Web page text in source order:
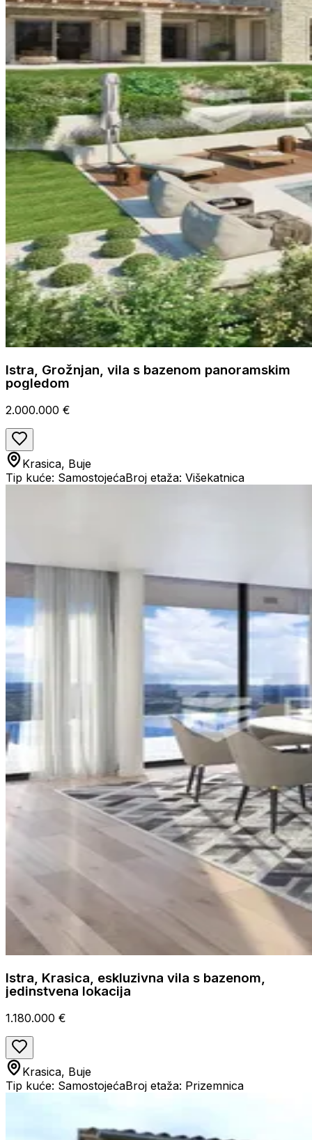
Istra, Grožnjan, vila s bazenom panoramskim
pogledom
2.000.000 €
Krasica, Buje
Tip kuće: SamostojećaBroj etaža: Višekatnica
Istra, Krasica, eskluzivna vila s bazenom,
jedinstvena lokacija
1.180.000 €
Krasica, Buje
Tip kuće: SamostojećaBroj etaža: Prizemnica